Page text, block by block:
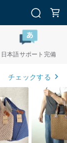
日本語サポート完備
チェックする